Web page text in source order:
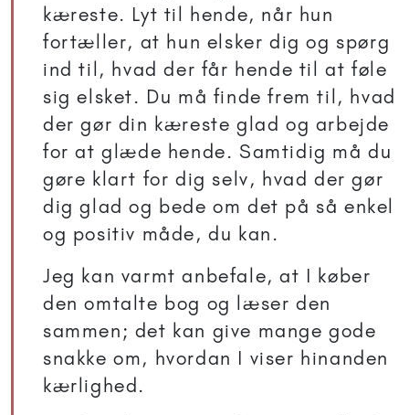
kæreste. Lyt til hende, når hun
fortæller, at hun elsker dig og spørg
ind til, hvad der får hende til at føle
sig elsket. Du må finde frem til, hvad
der gør din kæreste glad og arbejde
for at glæde hende. Samtidig må du
gøre klart for dig selv, hvad der gør
dig glad og bede om det på så enkel
og positiv måde, du kan.
Jeg kan varmt anbefale, at I køber
den omtalte bog og læser den
sammen; det kan give mange gode
snakke om, hvordan I viser hinanden
kærlighed.